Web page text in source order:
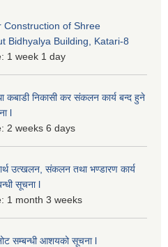
Construction of Shree
Bidhyalya Building, Katari-8
1 week 1 day
कबाडी निकासी कर संकलन कार्य बन्द हुने
l
2 weeks 6 days
उत्खलन, संकलन तथा भण्डारण कार्य
सूचना l
1 month 3 weeks
सम्बन्धी आशयको सूचना l